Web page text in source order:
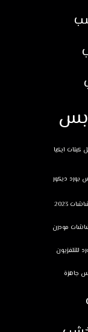
كبتات ايكيا
بورد ديكور
2023
مودرن
للتلفزيون
جاهزة